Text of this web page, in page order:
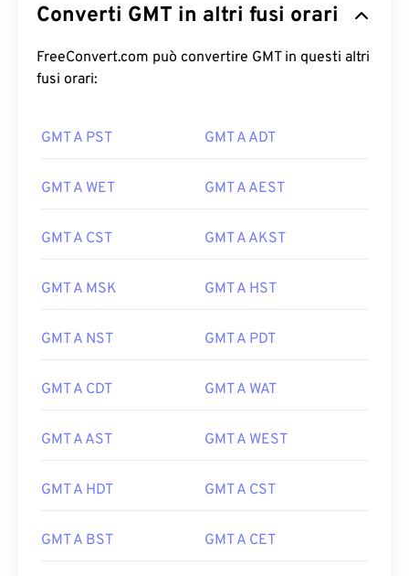
Converti GMT in altri fusi orari
FreeConvert.com può convertire GMT in questi altri
fusi orari:
GMT A PST GMT A ADT
GMT A WET GMT A AEST
GMT A CST GMT A AKST
GMT A MSK GMT A HST
GMT A NST GMT A PDT
GMT A CDT GMT A WAT
GMT A AST GMT A WEST
GMT A HDT GMT A CST
GMT A BST GMT A CET